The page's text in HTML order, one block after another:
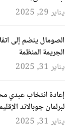
يناير 29, 2025
الصومال ينضم إلى
الجريمة المنظمة
يناير 31, 2025
إعادة انتخاب عبدي
لبرلمان جوبالاند
يناير 31, 2025